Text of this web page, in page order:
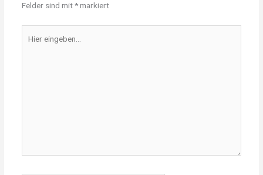
Felder sind mit*markiert
eingeben…